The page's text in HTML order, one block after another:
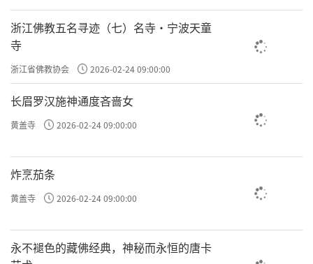
浙江佛教五名寻迹（七）名寺·宁波天童
寺
浙江省佛教协会 2026-02-24 09:00:00
长眉罗汉施神通度吝啬女
黄盖寺 2026-02-24 09:00:00
炸烹茄条
黄盖寺 2026-02-24 09:00:00
永不褪色的藏佛经典，神秘而永恒的唐卡